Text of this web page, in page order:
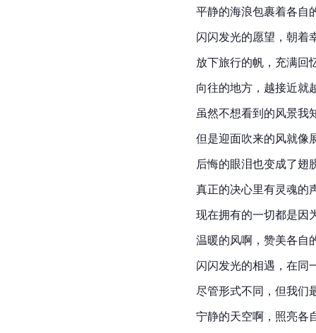
平静的海浪包裹着各自
闪闪发光的愿望，朝着
放下旅行的帆，充满回
向往的地方，越接近就
虽然不想看到的风景我
但是迎面吹来的风就像
后悔的眼泪也变成了翅
真正的决心里有灵魂的
现在拥有的一切都是因
温暖的风啊，赞美各自
闪闪发光的相遇，在同
尽管形式不同，但我们
宁静的天空啊，照亮各